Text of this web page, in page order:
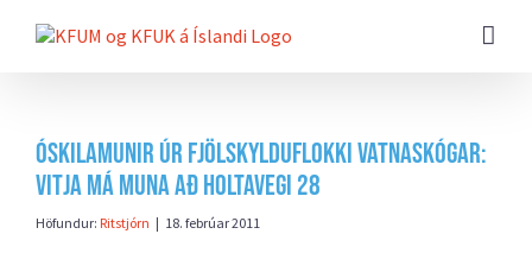
beint
Óskilamunir úr Fjölskylduflokki Vatnaskógar:
Vitja má muna að Holtavegi 28
Höfundur: Ritstjórn | 18. febrúar 2011